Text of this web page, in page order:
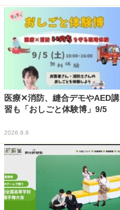
医療✕消防、縫合デモやAED講
習も「おしごと体験博」9/5
2026.8.6